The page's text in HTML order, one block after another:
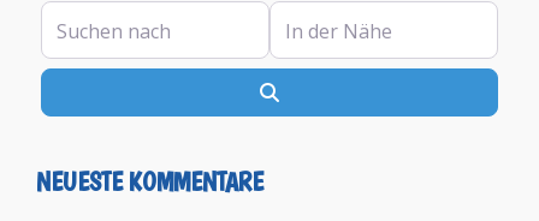
Suchen nach In der Nähe
NEUESTE KOMMENTARE